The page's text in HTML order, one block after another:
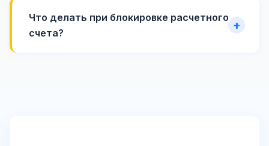
Что делать при блокировке расчетного
счета?